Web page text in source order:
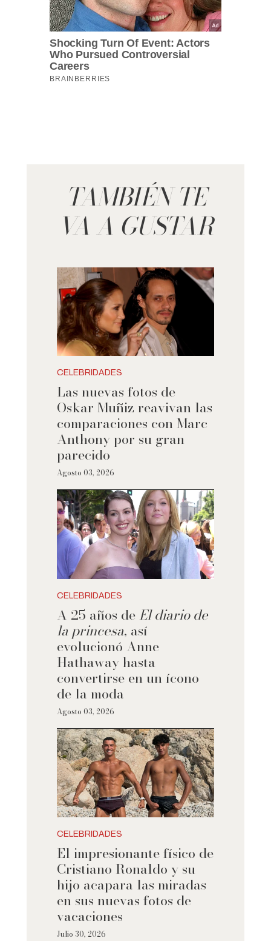
TAMBIÉN TE
VA A GUSTAR
CELEBRIDADES
Las nuevas fotos de
Oskar Muñiz reavivan las
comparaciones con Marc
Anthony por su gran
parecido
Agosto 03, 2026
CELEBRIDADES
A 25 años de El diario de
la princesa, así
evolucionó Anne
Hathaway hasta
convertirse en un ícono
de la moda
Agosto 03, 2026
CELEBRIDADES
El impresionante físico de
Cristiano Ronaldo y su
hijo acapara las miradas
en sus nuevas fotos de
vacaciones
Julio 30, 2026